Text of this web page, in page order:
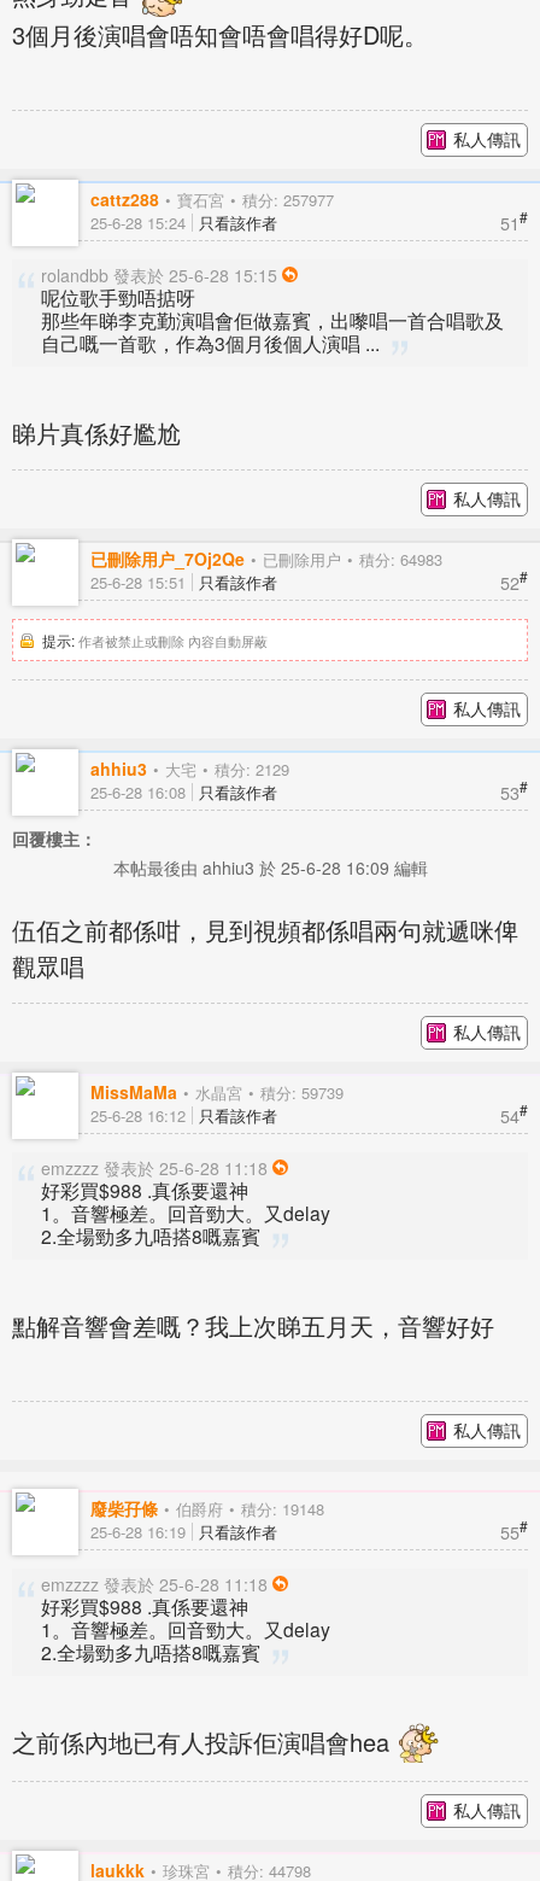
3個月後演唱會唔知會唔會唱得好D呢。
私人傳訊
cattz288 寶石宮 積分: 257977
51#
25-6-28 15:24 只看該作者
rolandbb 發表於 25-6-28 15:15
呢位歌手勁唔掂呀
那些年睇李克勤演唱會佢做嘉賓，出嚟唱一首合唱歌及
自己嘅一首歌，作為3個月後個人演唱 ...
睇片真係好尷尬
私人傳訊
已刪除用户_7Oj2Qe 已刪除用户 積分: 64983
52#
25-6-28 15:51 只看該作者
提示: 作者被禁止或刪除 內容自動屏蔽
私人傳訊
ahhiu3 大宅 積分: 2129
53#
25-6-28 16:08 只看該作者
回覆樓主：
本帖最後由 ahhiu3 於 25-6-28 16:09 編輯
伍佰之前都係咁，見到視頻都係唱兩句就遞咪俾
觀眾唱
私人傳訊
MissMaMa 水晶宮 積分: 59739
54#
25-6-28 16:12 只看該作者
emzzzz 發表於 25-6-28 11:18
好彩買$988 .真係要還神
1。音響極差。回音勁大。又delay
2.全場勁多九唔搭8嘅嘉賓
點解音響會差嘅？我上次睇五月天，音響好好
私人傳訊
廢柴孖條 伯爵府 積分: 19148
55#
25-6-28 16:19 只看該作者
emzzzz 發表於 25-6-28 11:18
好彩買$988 .真係要還神
1。音響極差。回音勁大。又delay
2.全場勁多九唔搭8嘅嘉賓
之前係內地已有人投訴佢演唱會hea
私人傳訊
laukkk 珍珠宮 積分: 44798